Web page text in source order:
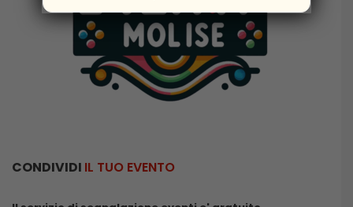
CONDIVIDI IL TUO EVENTO